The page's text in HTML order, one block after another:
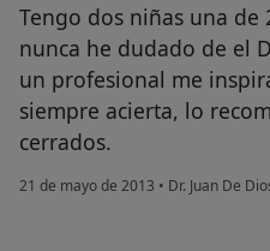
Tengo dos niñas una de
nunca he dudado de el
un profesional me
siempre acierta, lo
cerrados.
21 de mayo de 2013 • Dr. Juan De